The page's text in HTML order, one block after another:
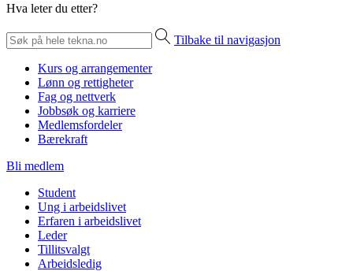
Hva leter du etter?
Tilbake til navigasjon
Kurs og arrangementer
Lønn og rettigheter
Fag og nettverk
Jobbsøk og karriere
Medlemsfordeler
Bærekraft
Bli medlem
Student
Ung i arbeidslivet
Erfaren i arbeidslivet
Leder
Tillitsvalgt
Arbeidsledig